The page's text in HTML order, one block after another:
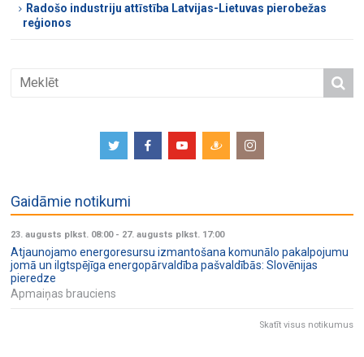
Radošo industriju attīstība Latvijas-Lietuvas pierobežas
reģionos
Gaidāmie notikumi
23. augusts plkst. 08:00- 27. augusts plkst. 17:00
Atjaunojamo energoresursu izmantošana komunālo pakalpojumu
jomā un ilgtspējīga energopārvaldība pašvaldībās: Slovēnijas
pieredze
Apmaiņas brauciens
Skatīt visus notikumus